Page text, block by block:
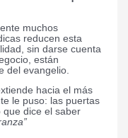
muchos
reducen esta
sin darse cuenta
están
del evangelio.
hacia el más
le puso: las puertas
que dice el saber